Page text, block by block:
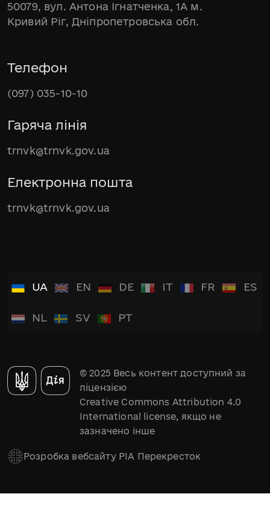
50079, вул. Антона Ігнатченка, 1А м.
Кривий Ріг, Дніпропетровська обл.
Телефон
(097) 035-10-10
Гаряча лінія
trnvk@trnvk.gov.ua
Електронна пошта
trnvk@trnvk.gov.ua
UA EN DE IT FR ES
NL SV PT
© 2025 Весь контент доступний за
ліцензією
Creative Commons Attribution 4.0
International license, якщо не
зазначено інше
Розробка вебсайту РІА Перекресток